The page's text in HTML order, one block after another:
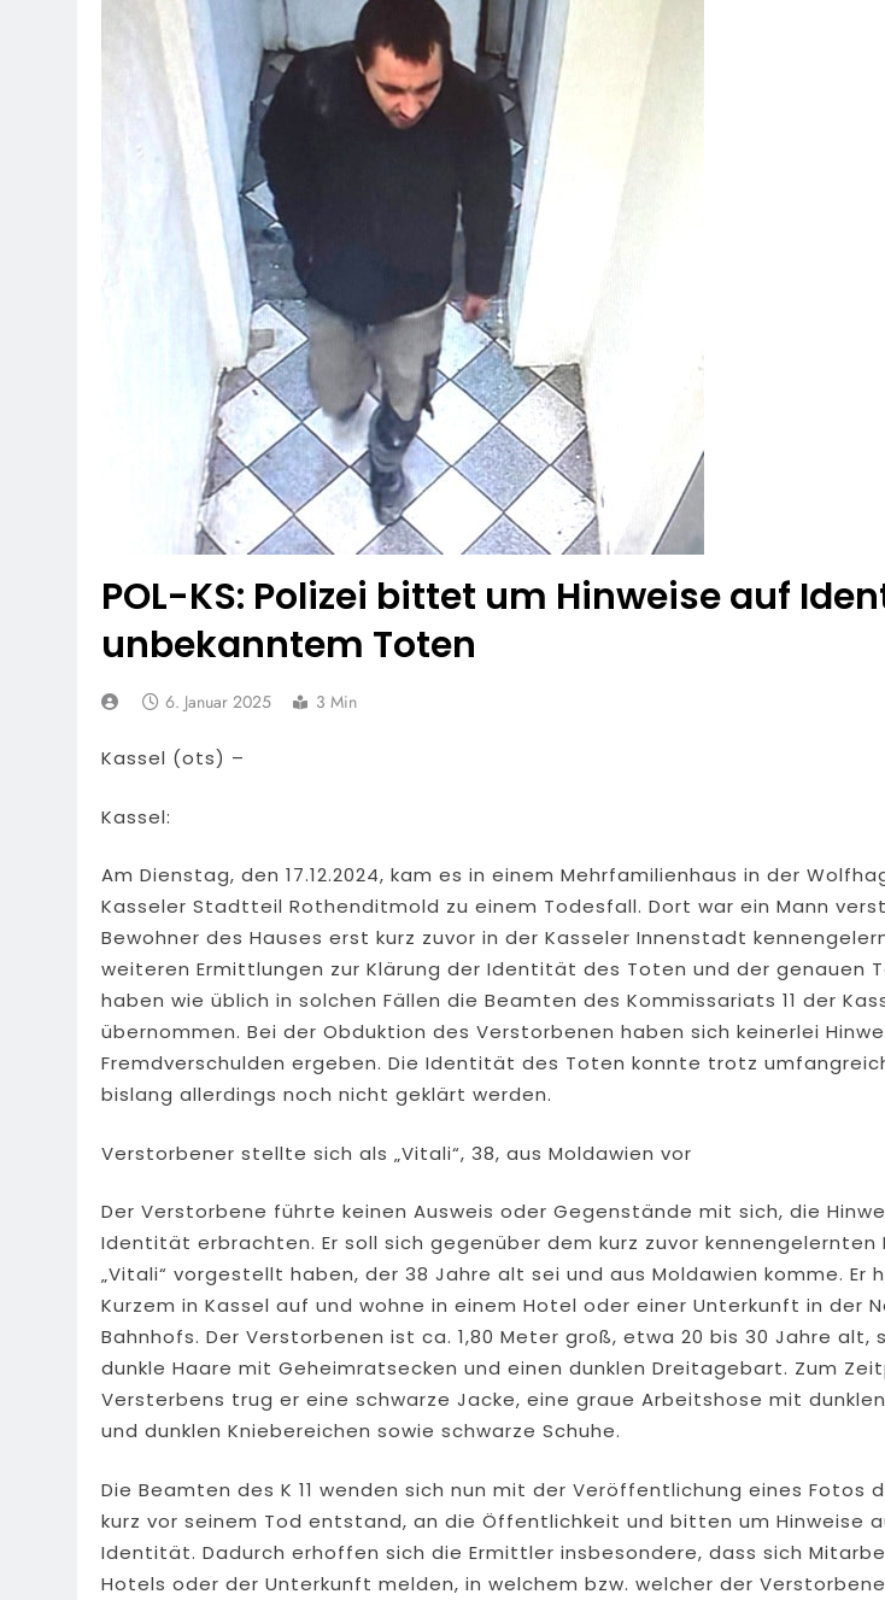
7. August 2026
POL-OH: Fahndung Nach Vermisstem Michael S. Aus
7. August 2026
HZA-F: Frankfurter Finanzkontrolle Schwarzarbeit
7. August 2026
POL-OH: 25 Jahre Polizeipräsidium Osthessen
Erhalten Spannende Einblicke In Die Polizeiarbeit
7. August 2026
Mittelhessen: MARBURG-BIEDENKOPF: Satz Räder
6. August 2026
POL-OH: Die Polizeistation Lauterbach Hat Einen
6. August 2026
POL-HR: Folgemeldung: 74-Jähriger Claus-Peter H.
6. August 2026
POL-KS: Polizei bittet um Hinweise auf
unbekanntem Toten
6. Januar 2025 3 Min
Kassel (ots) –
Kassel:
Am Dienstag, den 17.12.2024, kam es in einem Mehrfamilienhaus in der
Kasseler Stadtteil Rothenditmold zu einem Todesfall. Dort war ein Mann
Bewohner des Hauses erst kurz zuvor in der Kasseler Innenstadt
weiteren Ermittlungen zur Klärung der Identität des Toten und der genauen
haben wie üblich in solchen Fällen die Beamten des Kommissariats 11 der
übernommen. Bei der Obduktion des Verstorbenen haben sich keinerlei
Fremdverschulden ergeben. Die Identität des Toten konnte trotz
bislang allerdings noch nicht geklärt werden.
Verstorbener stellte sich als „Vitali“, 38, aus Moldawien vor
Der Verstorbene führte keinen Ausweis oder Gegenstände mit sich, die
Identität erbrachten. Er soll sich gegenüber dem kurz zuvor kennengelernten
„Vitali“ vorgestellt haben, der 38 Jahre alt sei und aus Moldawien komme. Er
Kurzem in Kassel auf und wohne in einem Hotel oder einer Unterkunft in der
Bahnhofs. Der Verstorbenen ist ca. 1,80 Meter groß, etwa 20 bis 30 Jahre alt,
dunkle Haare mit Geheimratsecken und einen dunklen Dreitagebart. Zum
Versterbens trug er eine schwarze Jacke, eine graue Arbeitshose mit
und dunklen Kniebereichen sowie schwarze Schuhe.
Die Beamten des K 11 wenden sich nun mit der Veröffentlichung eines Fotos
kurz vor seinem Tod entstand, an die Öffentlichkeit und bitten um Hinweise
Identität. Dadurch erhoffen sich die Ermittler insbesondere, dass sich
Hotels oder der Unterkunft melden, in welchem bzw. welcher der